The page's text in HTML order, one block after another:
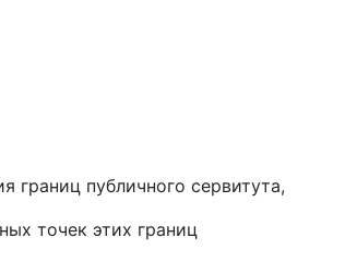
границ публичного сервитута,
точек этих границ